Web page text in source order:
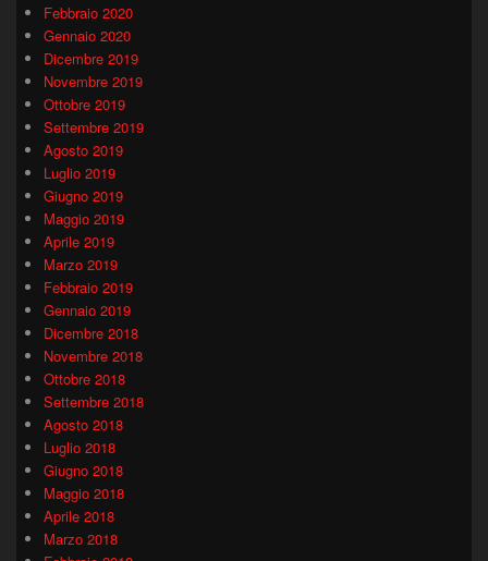
Febbraio 2020
Gennaio 2020
Dicembre 2019
Novembre 2019
Ottobre 2019
Settembre 2019
Agosto 2019
Luglio 2019
Giugno 2019
Maggio 2019
Aprile 2019
Marzo 2019
Febbraio 2019
Gennaio 2019
Dicembre 2018
Novembre 2018
Ottobre 2018
Settembre 2018
Agosto 2018
Luglio 2018
Giugno 2018
Maggio 2018
Aprile 2018
Marzo 2018